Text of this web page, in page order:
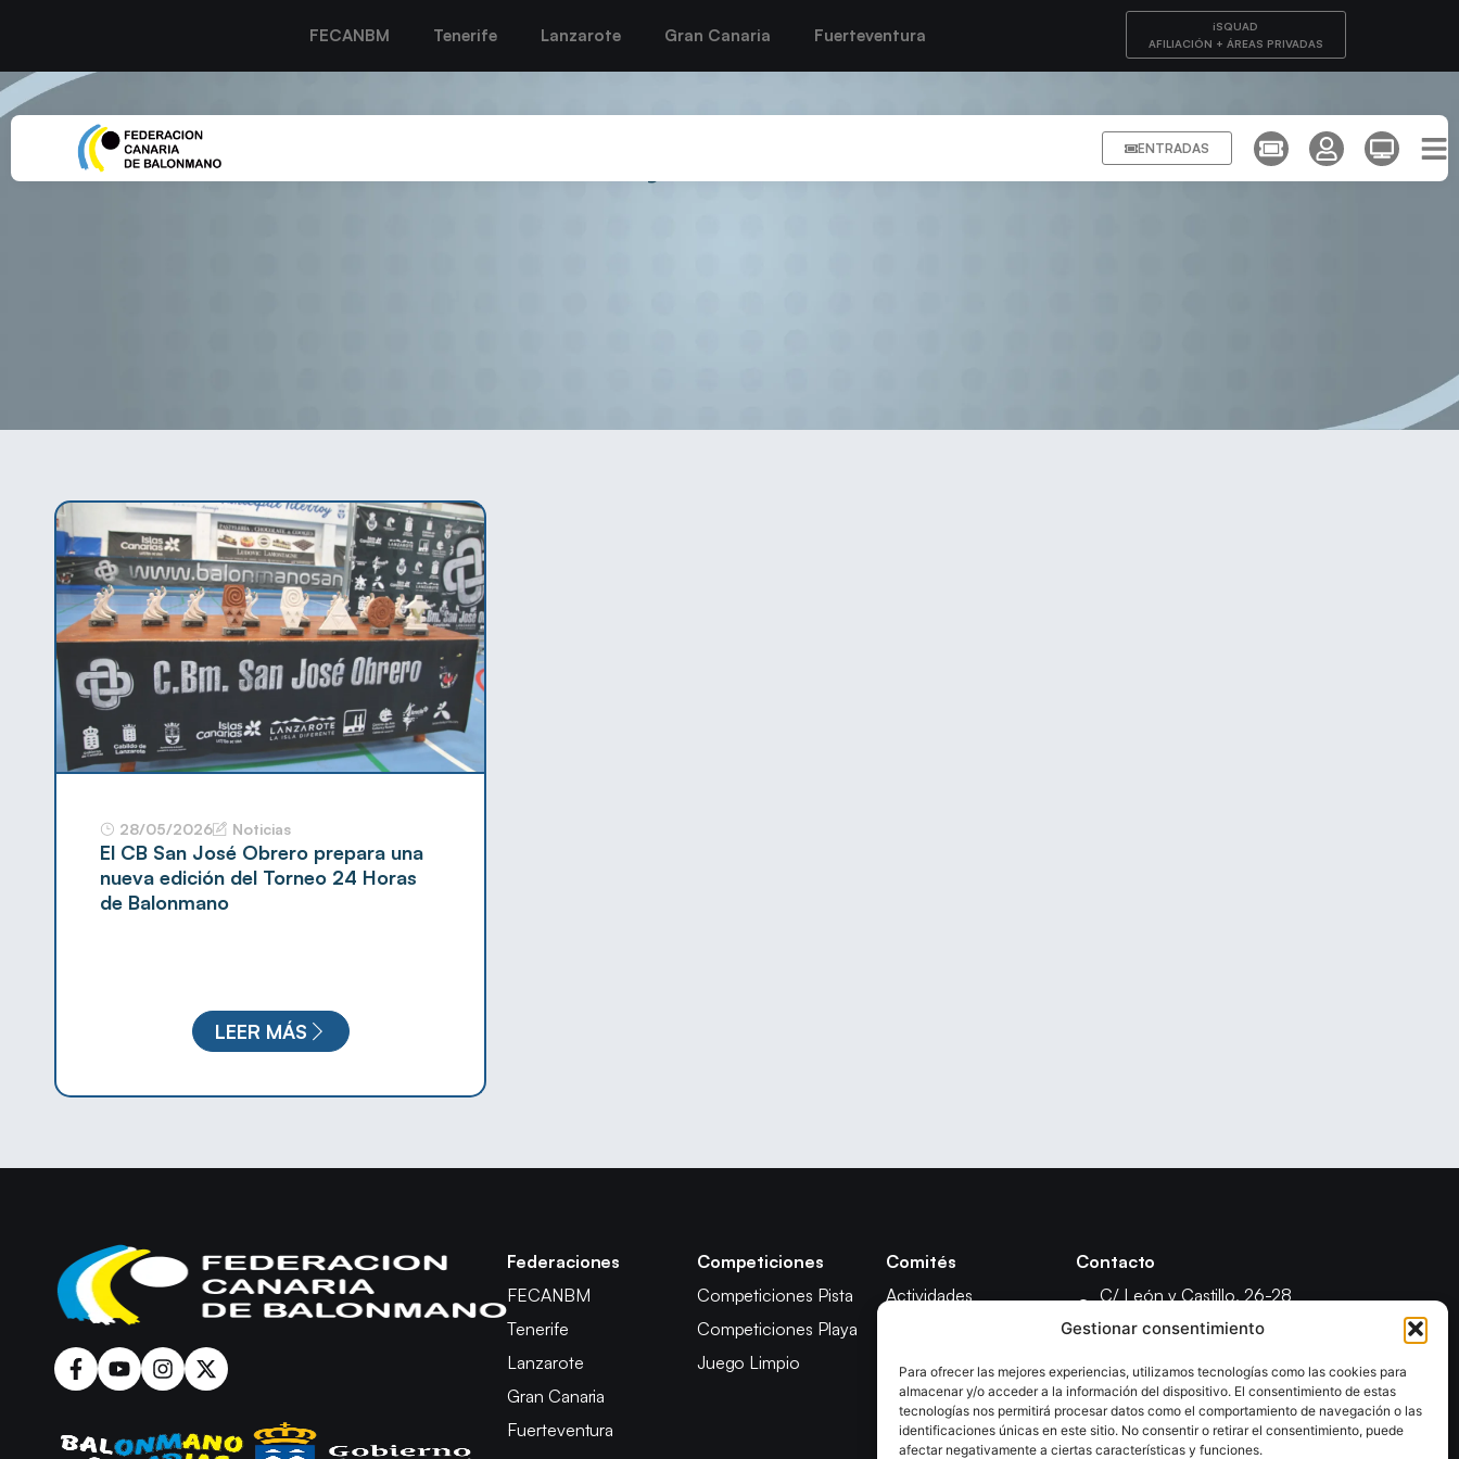
Gestionar consentimiento
Para ofrecer las mejores experiencias, utilizamos tecnologías como las cookies para
almacenar y/o acceder a la información del dispositivo. El consentimiento de estas
tecnologías nos permitirá procesar datos como el comportamiento de navegación o las
identificaciones únicas en este sitio. No consentir o retirar el consentimiento, puede
afectar negativamente a ciertas características y funciones.
FECANBM Tenerife Lanzarote Gran Canaria Fuerteventura
iSQUAD
AFILIACIÓN + ÁREAS PRIVADAS
ENTRADAS
28/05/2026 Noticias
El CB San José Obrero prepara una
nueva edición del Torneo 24 Horas
de Balonmano
LEER MÁS
Federaciones
FECANBM
Tenerife
Lanzarote
Gran Canaria
Fuerteventura
Competiciones
Competiciones Pista
Competiciones Playa
Juego Limpio
Comités
Actividades
Árbitros
Competición
Apelación
Contacto
C/ León y Castillo, 26-28
35003 - Las Palmas de Gran Canaria
formacionfecanbm@gmail.com